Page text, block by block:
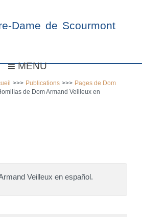
Dame de Scourmont
MENU
>>> Publications >>> Pages de Dom
de Dom Armand Veilleux en
Veilleux en español.